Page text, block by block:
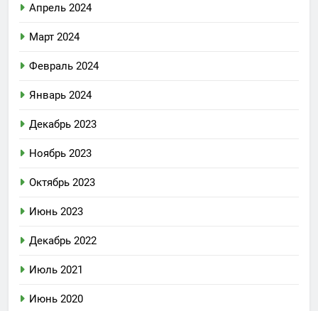
Апрель 2024
Март 2024
Февраль 2024
Январь 2024
Декабрь 2023
Ноябрь 2023
Октябрь 2023
Июнь 2023
Декабрь 2022
Июль 2021
Июнь 2020